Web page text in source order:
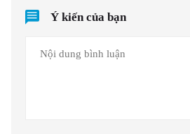
Ý kiến của bạn